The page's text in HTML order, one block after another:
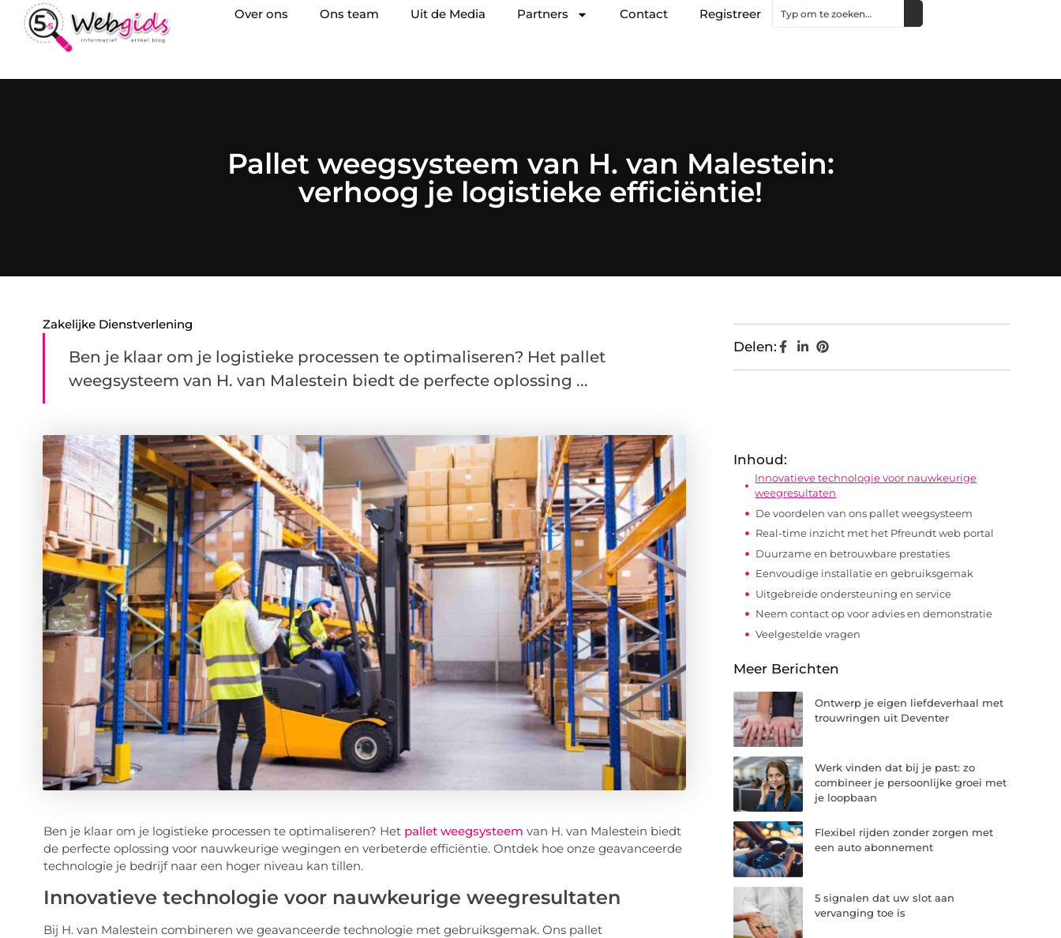
Over ons Ons team Uit de Media Partners Contact Registreer
Pallet weegsysteem van H. van Malestein:
verhoog je logistieke efficiëntie!
Zakelijke Dienstverlening
Ben je klaar om je logistieke processen te optimaliseren? Het pallet
weegsysteem van H. van Malestein biedt de perfecte oplossing ...
Ben je klaar om je logistieke processen te optimaliseren? Het pallet weegsysteem van H. van Malestein biedt
de perfecte oplossing voor nauwkeurige wegingen en verbeterde efficiëntie. Ontdek hoe onze geavanceerde
technologie je bedrijf naar een hoger niveau kan tillen.
Innovatieve technologie voor nauwkeurige weegresultaten
Bij H. van Malestein combineren we geavanceerde technologie met gebruiksgemak. Ons pallet
Delen:
Inhoud:
Innovatieve technologie voor nauwkeurige
weegresultaten
De voordelen van ons pallet weegsysteem
Real-time inzicht met het Pfreundt web portal
Duurzame en betrouwbare prestaties
Eenvoudige installatie en gebruiksgemak
Uitgebreide ondersteuning en service
Neem contact op voor advies en demonstratie
Veelgestelde vragen
Meer Berichten
Ontwerp je eigen liefdeverhaal met
trouwringen uit Deventer
Werk vinden dat bij je past: zo
combineer je persoonlijke groei met
je loopbaan
Flexibel rijden zonder zorgen met
een auto abonnement
5 signalen dat uw slot aan
vervanging toe is